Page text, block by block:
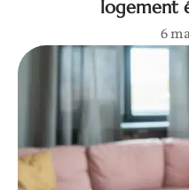
logement
6